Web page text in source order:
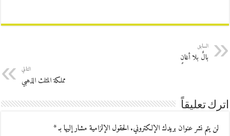
السابق
بالٌ بلا أغانٍ
التالي
مملكة المثلث الذهبي
اترك تعليقاً
لن يتم نشر عنوان بريدك الإلكتروني.الحقول الإلزامية مشار إليها بـ*